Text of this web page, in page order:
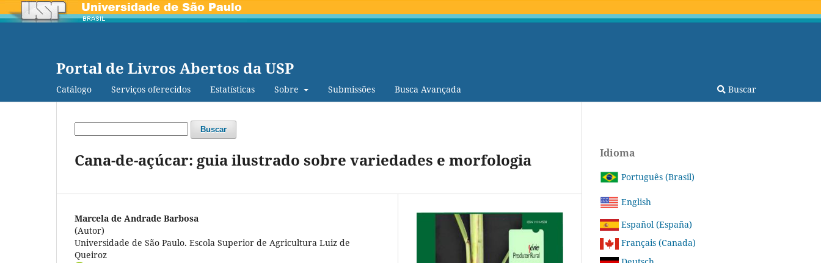
Portal de Livros Abertos da USP
Catálogo Serviços oferecidos Estatísticas Sobre Submissões Busca Avançada Buscar
Buscar
Cana-de-açúcar: guia ilustrado sobre variedades e morfologia
Marcela de Andrade Barbosa
(Autor)
Universidade de São Paulo. Escola Superior de Agricultura Luiz de
Queiroz
Idioma
Português (Brasil)
English
Español (España)
Français (Canada)